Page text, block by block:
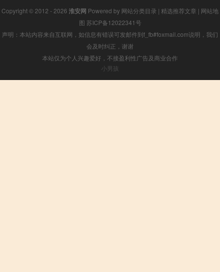
Copyright © 2012 - 2026 淮安网 Powered by 网站分类目录 | 精选推荐文章 | 网站地
图 苏ICP备12022341号
声明：本站内容来自互联网，如信息有错误可发邮件到f_fb#foxmail.com说明，我们
会及时纠正，谢谢
本站仅为个人兴趣爱好，不接盈利性广告及商业合作
小男孩